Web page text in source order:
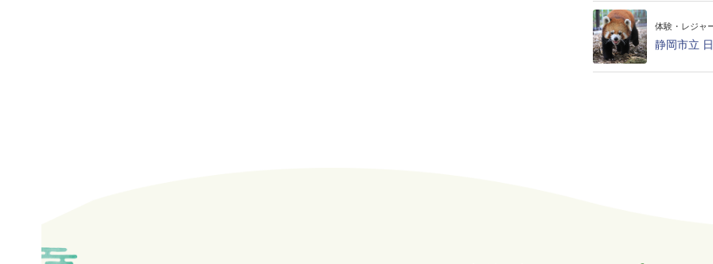
体験・レジャ
静岡市立